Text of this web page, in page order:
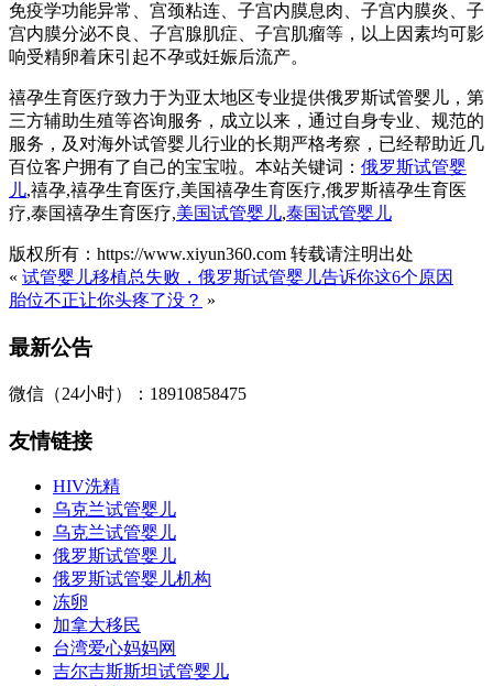
免疫学功能异常、宫颈粘连、子宫内膜息肉、子宫内膜炎、子
宫内膜分泌不良、子宫腺肌症、子宫肌瘤等，以上因素均可影
响受精卵着床引起不孕或妊娠后流产。
禧孕生育医疗致力于为亚太地区专业提供俄罗斯试管婴儿，第
三方辅助生殖等咨询服务，成立以来，通过自身专业、规范的
服务，及对海外试管婴儿行业的长期严格考察，已经帮助近几
百位客户拥有了自己的宝宝啦。本站关键词： 俄罗斯试管婴
儿,禧孕,禧孕生育医疗,美国禧孕生育医疗,俄罗斯禧孕生育医
疗,泰国禧孕生育医疗,美国试管婴儿,泰国试管婴儿
版权所有：https://www.xiyun360.com 转载请注明出处
« 试管婴儿移植总失败，俄罗斯试管婴儿告诉你这6个原因
胎位不正让你头疼了没？ »
最新公告
微信（24小时）：18910858475
友情链接
HIV洗精
乌克兰试管婴儿
乌克兰试管婴儿
俄罗斯试管婴儿
俄罗斯试管婴儿机构
冻卵
加拿大移民
台湾爱心妈妈网
吉尔吉斯斯坦试管婴儿